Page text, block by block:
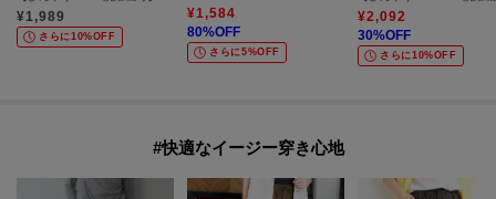
¥1,989
さらに10%OFF
¥1,584
80%OFF
さらに5%OFF
¥2,092
30%OFF
さらに10%OFF
#快適なイージー穿き心地